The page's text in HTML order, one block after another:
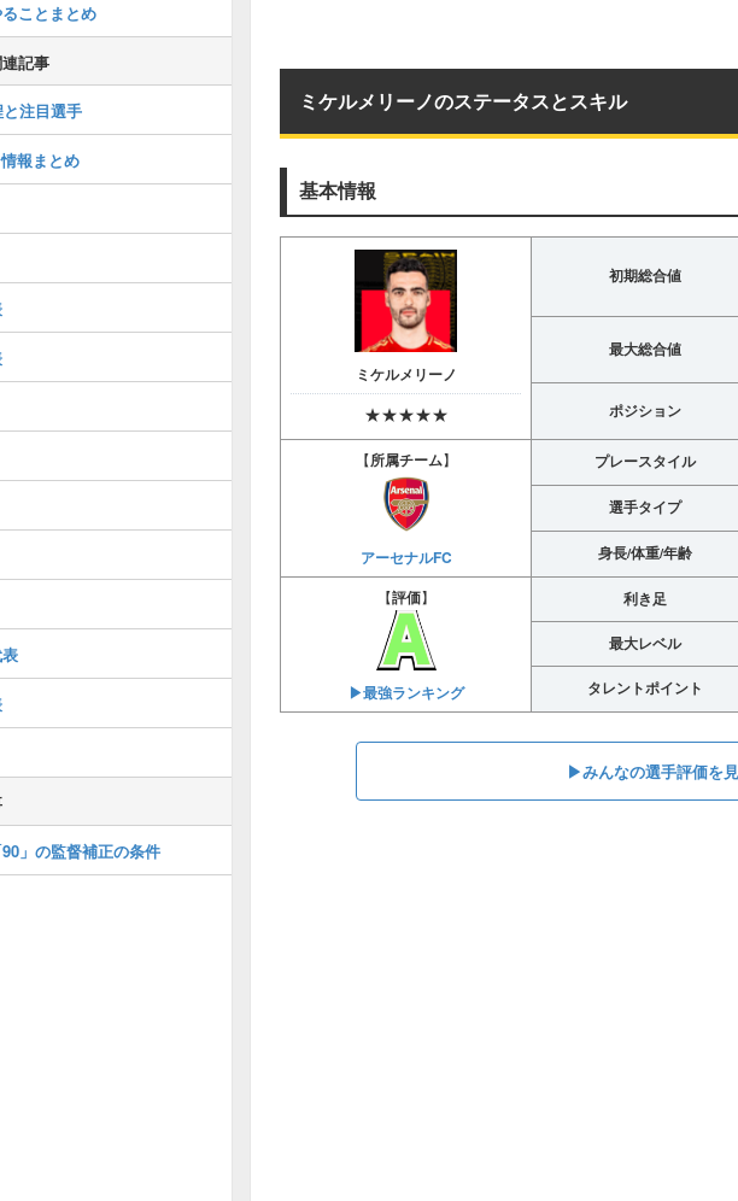
ミケルメリーノのステータスとスキル
基本情報
ミケルメリーノ
★★★★★
初期総合値
最大総合値
ポジション
【所属チーム】
アーセナルFC
プレースタイル
選手タイプ
身長/体重/年齢
【評価】
▶︎最強ランキング
利き足
最大レベル
タレントポイント
▶︎みんなの選手評価を
ことまとめ
記事
注目選手
報まとめ
」の監督補正の条件